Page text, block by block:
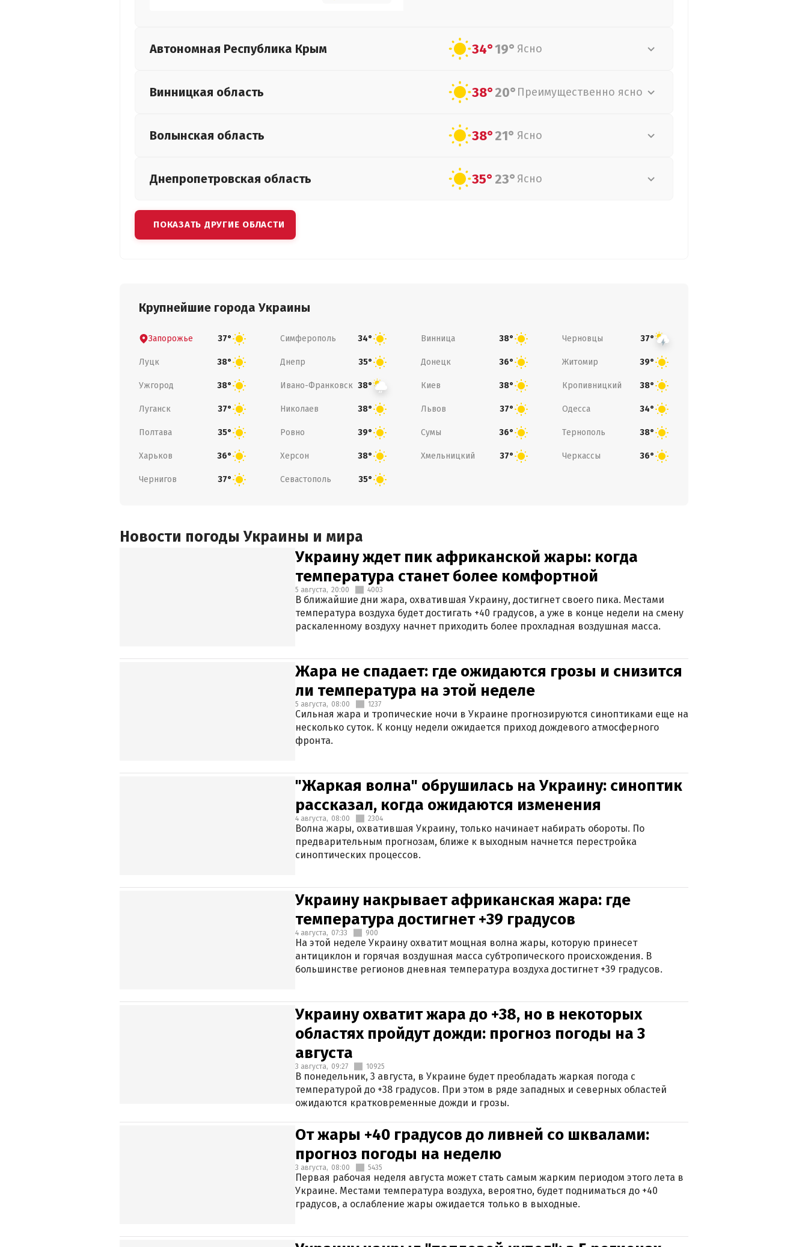
Автономная Республика Крым 34°19° Ясно
Винницкая область 38°20° Преимущественно ясно
Волынская область 38°21° Ясно
Днепропетровская область 35°23° Ясно
ПОКАЗАТЬ ДРУГИЕ ОБЛАСТИ
Крупнейшие города Украины
Запорожье 37° Симферополь 34° Винница 38° Черновцы 37°
Луцк 38° Днепр 35° Донецк 36° Житомир 39°
Ужгород 38° Ивано-Франковск 38° Киев 38° Кропивницкий 38°
Луганск 37° Николаев 38° Львов 37° Одесса 34°
Полтава 35° Ровно 39° Сумы 36° Тернополь 38°
Харьков 36° Херсон 38° Хмельницкий 37° Черкассы 36°
Чернигов 37° Севастополь 35°
Новости погоды Украины и мира
Украину ждет пик африканской жары: когда
температура станет более комфортной
5 августа, 20:00 4003
В ближайшие дни жара, охватившая Украину, достигнет своего пика. Местами
температура воздуха будет достигать +40 градусов, а уже в конце недели на смену
раскаленному воздуху начнет приходить более прохладная воздушная масса.
Жара не спадает: где ожидаются грозы и снизится
ли температура на этой неделе
5 августа, 08:00 1237
Сильная жара и тропические ночи в Украине прогнозируются синоптиками еще на
несколько суток. К концу недели ожидается приход дождевого атмосферного
фронта.
"Жаркая волна" обрушилась на Украину: синоптик
рассказал, когда ожидаются изменения
4 августа, 08:00 2304
Волна жары, охватившая Украину, только начинает набирать обороты. По
предварительным прогнозам, ближе к выходным начнется перестройка
синоптических процессов.
Украину накрывает африканская жара: где
температура достигнет +39 градусов
4 августа, 07:33 900
На этой неделе Украину охватит мощная волна жары, которую принесет
антициклон и горячая воздушная масса субтропического происхождения. В
большинстве регионов дневная температура воздуха достигнет +39 градусов.
Украину охватит жара до +38, но в некоторых
областях пройдут дожди: прогноз погоды на 3
августа
3 августа, 09:27 10925
В понедельник, 3 августа, в Украине будет преобладать жаркая погода с
температурой до +38 градусов. При этом в ряде западных и северных областей
ожидаются кратковременные дожди и грозы.
От жары +40 градусов до ливней со шквалами:
прогноз погоды на неделю
3 августа, 08:00 5435
Первая рабочая неделя августа может стать самым жарким периодом этого лета в
Украине. Местами температура воздуха, вероятно, будет подниматься до +40
градусов, а ослабление жары ожидается только в выходные.